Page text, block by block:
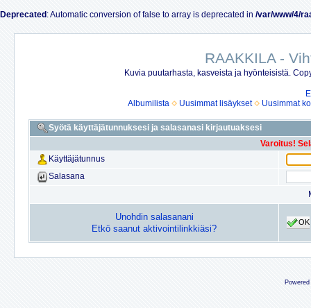
Deprecated : Automatic conversion of false to array is deprecated in /var/www/4/
RAAKKILA -
Kuvia puutarhasta, kasveista ja hyönteisistä.
Albumilista
Uusimmat lisäykset Uusimmat
Syötä käyttäjätunnuksesi ja salasanasi kirjautuaksesi
Varoitus!
Käyttäjätunnus
Salasana
Unohdin salasanani
Etkö saanut aktivointilinkkiäsi?
OK